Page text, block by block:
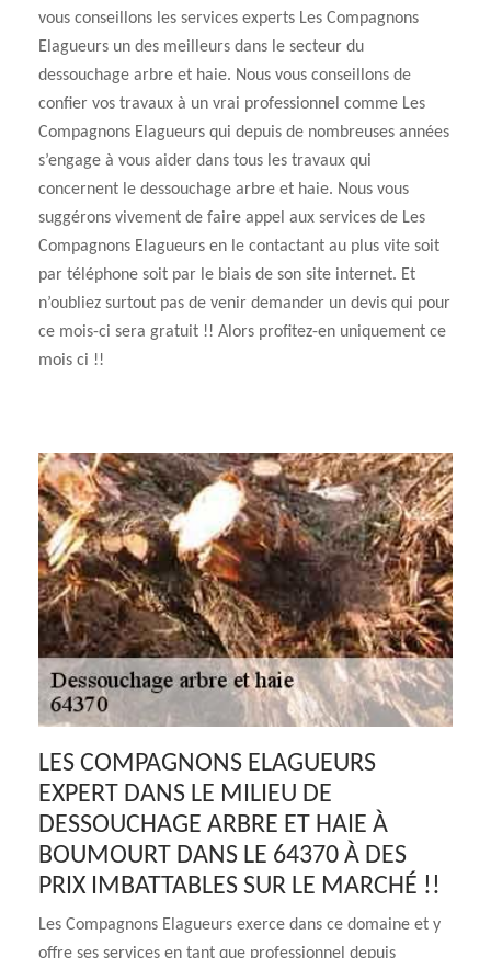
vous conseillons les services experts Les Compagnons
Elagueurs un des meilleurs dans le secteur du
dessouchage arbre et haie. Nous vous conseillons de
confier vos travaux à un vrai professionnel comme Les
Compagnons Elagueurs qui depuis de nombreuses années
s’engage à vous aider dans tous les travaux qui
concernent le dessouchage arbre et haie. Nous vous
suggérons vivement de faire appel aux services de Les
Compagnons Elagueurs en le contactant au plus vite soit
par téléphone soit par le biais de son site internet. Et
n’oubliez surtout pas de venir demander un devis qui pour
ce mois-ci sera gratuit !! Alors profitez-en uniquement ce
mois ci !!
LES COMPAGNONS ELAGUEURS
EXPERT DANS LE MILIEU DE
DESSOUCHAGE ARBRE ET HAIE À
BOUMOURT DANS LE 64370 À DES
PRIX IMBATTABLES SUR LE MARCHÉ !!
Les Compagnons Elagueurs exerce dans ce domaine et y
offre ses services en tant que professionnel depuis